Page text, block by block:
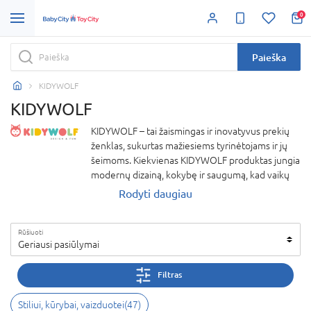
0
Paieška
KIDYWOLF
KIDYWOLF
KIDYWOLF – tai žaismingas ir inovatyvus prekių
ženklas, sukurtas mažiesiems tyrinėtojams ir jų
šeimoms. Kiekvienas KIDYWOLF produktas jungia
modernų dizainą, kokybę ir saugumą, kad vaikų
kasdienybė taptų dar įdomesnė, kūrybiškesnė ir
vaizduotę, skatina smalsumą ir ugdo
savarankiškumą.
Prekės ženklo filosofija paprasta – suteikti
vaikams laimės akimirkų, o tėvams ramybės dėl
Rodyti daugiau
Rūšiuoti
Geriausi pasiūlymai
Filtras
Stiliui, kūrybai, vaizduotei(47)